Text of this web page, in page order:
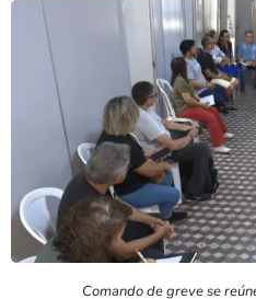
Comando de greve se